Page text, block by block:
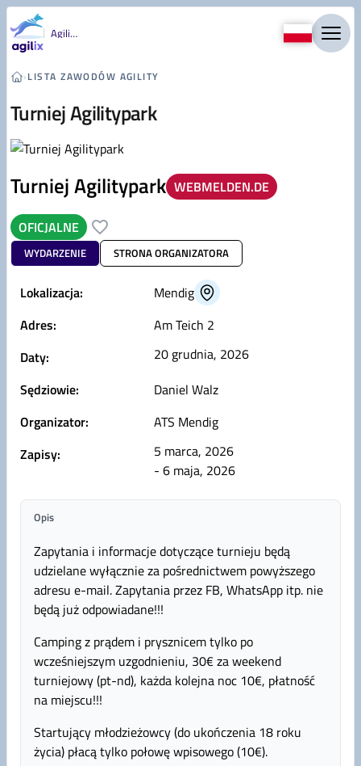
Przejdź do treści
Agility
›LISTA ZAWODÓW AGILITY
Turniej Agilitypark
Turniej Agilitypark WEBMELDEN.DE
OFICJALNE
WYDARZENIE STRONA ORGANIZATORA
Lokalizacja:
Mendig
Adres:
Am Teich 2
Daty:
20 grudnia, 2026
Sędziowie:
Daniel Walz
Organizator:
ATS Mendig
Zapisy:
5 marca, 2026
- 6 maja, 2026
Opis
Zapytania i informacje dotyczące turnieju będą
udzielane wyłącznie za pośrednictwem powyższego
adresu e-mail. Zapytania przez FB, WhatsApp itp. nie
będą już odpowiadane!!!
Camping z prądem i prysznicem tylko po
wcześniejszym uzgodnieniu, 30€ za weekend
turniejowy (pt-nd), każda kolejna noc 10€, płatność
na miejscu!!!
Startujący młodzieżowcy (do ukończenia 18 roku
życia) płacą tylko połowę wpisowego (10€).